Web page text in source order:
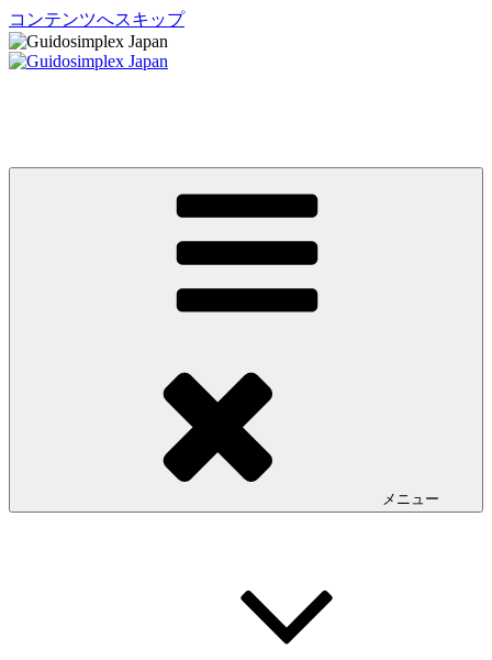
コンテンツへスキップ
メニュー